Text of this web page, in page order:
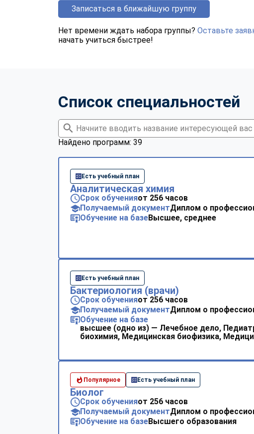
Записаться в ближайшую группу
Нет времени ждать набора группы? Оставьте
начать учиться быстрее!
Список специальностей
Найдено программ: 39
Есть учебный план
Аналитическая химия
Срок обученияот 256 часов
Получаемый документДиплом о
Обучение на базеВысшее, среднее
Есть учебный план
Бактериология (врачи)
Срок обученияот 256 часов
Получаемый документДиплом о
Обучение на базе
высшее (одно из) — Лечебное дело,
биохимия, Медицинская биофизика,
Популярное Есть учебный план
Биолог
Срок обученияот 256 часов
Получаемый документДиплом о
Обучение на базеВысшего образования